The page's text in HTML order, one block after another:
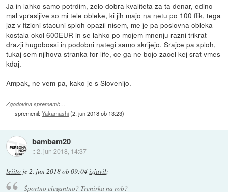
Ja in lahko samo potrdim, zelo dobra kvaliteta za ta denar, edino
mal vprasljive so mi tele obleke, ki jih majo na netu po 100 flik, tega
jaz v fizicni stacuni sploh opazil nisem, me je pa poslovna obleka
kostala okol 600EUR in se lahko po mojem mnenju razni trikrat
drazji hugobossi in podobni nategi samo skrijejo. Srajce pa sploh,
tukaj sem njihova stranka for life, ce ga ne bojo zacel kej srat vmes
kdaj.
Ampak, ne vem pa, kako je s Slovenijo.
Zgodovina sprememb…
spremenil:Yakamashi(2. jun 2018 ob 13:23)
bambam20
::2. jun 2018, 14:37
leiito je2. jun 2018 ob 09:04izjavil:
Športno elegantno? Trenirka na rob?